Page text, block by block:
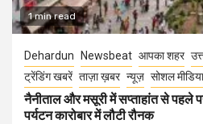
1 min read
Dehardun Newsbeat आपका शहर
ट्रेंडिंग खबरें ताज़ा ख़बर न्यूज़ सोशल
नैनीताल और मसूरी में सप्ताहांत से पहले
पर्यटन कारोबार में लौटी रौनक